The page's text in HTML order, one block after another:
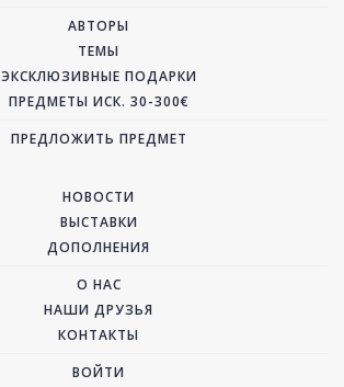
АВТОРЫ
ТЕМЫ
ЭКСКЛЮЗИВНЫЕ ПОДАРКИ
ПРЕДМЕТЫ ИСК. 30-300€
ПРЕДЛОЖИТЬ ПРЕДМЕТ
НОВОСТИ
ВЫСТАВКИ
ДОПОЛНЕНИЯ
О НАС
НАШИ ДРУЗЬЯ
КОНТАКТЫ
ВОЙТИ